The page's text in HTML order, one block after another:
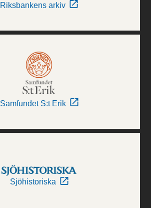
Riksbankens arkiv
Samfundet S:t Erik
Sjöhistoriska